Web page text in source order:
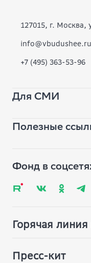
Современное
Инклюзивная среда
Помощь фонду
127015, г. Москва,
info@vbudushee.ru
+7 (495) 363-53-96
Для СМИ
pr@vbudushee.ru
Полезные
Глоссарий
Фонд в
Горячая
Пресс-кит